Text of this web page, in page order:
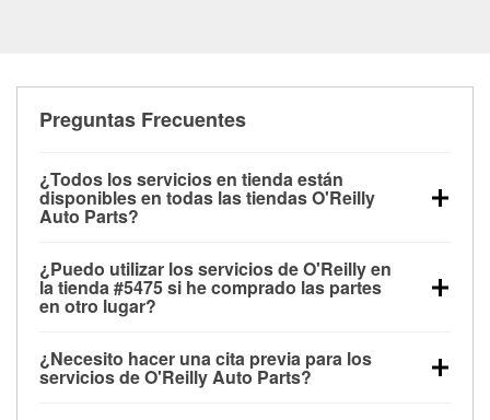
Preguntas Frecuentes
¿Todos los servicios en tienda están
disponibles en todas las tiendas O'Reilly
Auto Parts?
las pruebas de batería, pruebas de alternador y
motor de arranque, revisión de la luz “Check Engine”
con O'Reilly VeriScan® e instalación de
limpiaparabrisas o bombillas, están disponibles en
todas las tiendas O'Reilly Auto Parts. La tienda
¿Puedo utilizar los servicios de O'Reilly en
la tienda #5475 si he comprado las partes
en otro lugar?
de O'Reilly Auto Parts que estén disponibles en la
tienda #5475 de Tampa, FL aunque hayas comprado
¿Necesito hacer una cita previa para los
servicios de O'Reilly Auto Parts?